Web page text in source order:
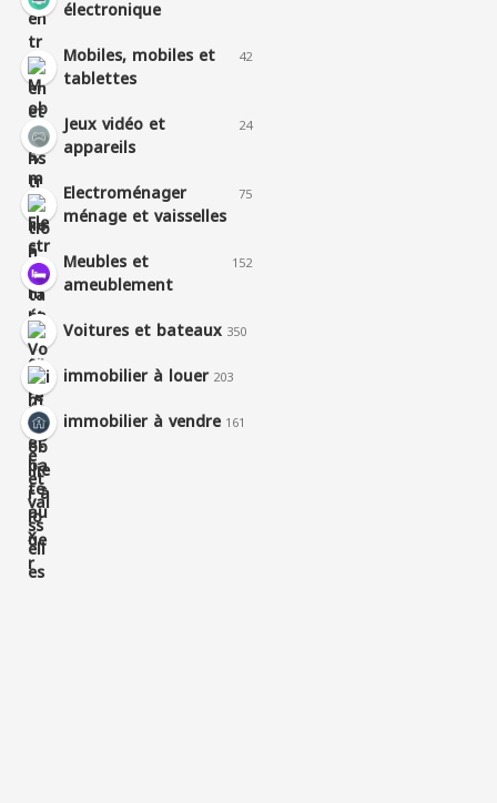
électronique
Mobiles, mobiles et
tablettes
42
Jeux vidéo et
appareils
24
Electroménager
ménage et vaisselles
75
Meubles et
ameublement
152
Voitures et bateaux 350
immobilier à louer 203
immobilier à vendre 161